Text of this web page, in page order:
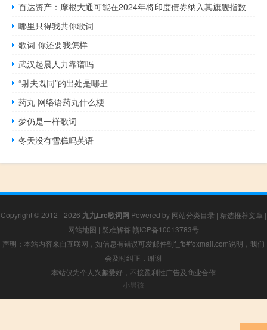
百达资产：摩根大通可能在2024年将印度债券纳入其旗舰指数
哪里只得我共你歌词
歌词 你还要我怎样
武汉起晨人力靠谱吗
“射夫既同”的出处是哪里
药丸 网络语药丸什么梗
梦仍是一样歌词
冬天没有雪糕吗英语
Copyright © 2012 - 2026 九九Lrc歌词网 Powered by 网站分类目录 | 精选推荐文章 |
网站地图 | 疑难解答 赣ICP备10013783号
声明：本站内容来自互联网，如信息有错误可发邮件到f_fb#foxmail.com说明，我们
会及时纠正，谢谢
本站仅为个人兴趣爱好，不接盈利性广告及商业合作
小男孩